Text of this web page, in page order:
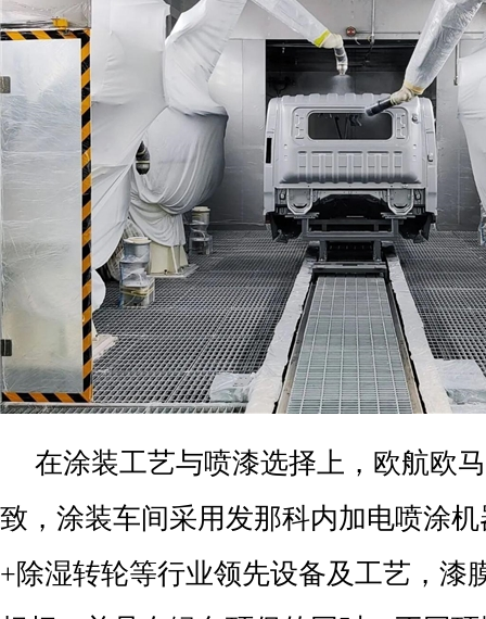
在涂装工艺与喷漆选择上，欧航欧
致，涂装车间采用发那科内加电喷涂
+除湿转轮等行业领先设备及工艺，漆